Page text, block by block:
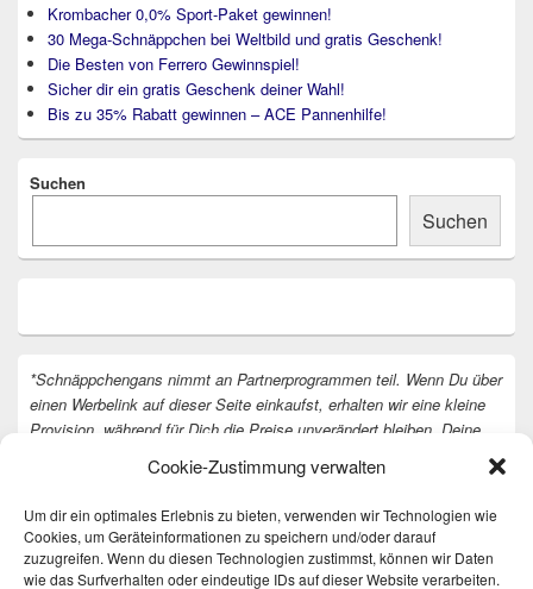
Cookie-Zustimmung verwalten
Um dir ein optimales Erlebnis zu bieten, verwenden wir Technologien wie
Cookies, um Geräteinformationen zu speichern und/oder darauf
zuzugreifen. Wenn du diesen Technologien zustimmst, können wir Daten
wie das Surfverhalten oder eindeutige IDs auf dieser Website verarbeiten.
Krombacher 0,0% Sport-Paket gewinnen!
30 Mega-Schnäppchen bei Weltbild und gratis Geschenk!
Die Besten von Ferrero Gewinnspiel!
Sicher dir ein gratis Geschenk deiner Wahl!
Bis zu 35% Rabatt gewinnen – ACE Pannenhilfe!
Suchen
Suchen
*Schnäppchengans nimmt an Partnerprogrammen teil. Wenn Du über
einen Werbelink auf dieser Seite einkaufst, erhalten wir eine kleine
Provision, während für Dich die Preise unverändert bleiben. Deine
Vielen Dank dafür!